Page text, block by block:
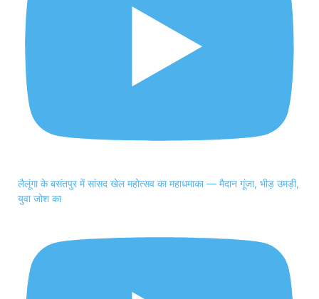
लैलूंगा के बसंतपुर में सांसद खेल महोत्सव का महाधमाका — मैदान गूंजा, भीड़ उमड़ी,
युवा जोश का